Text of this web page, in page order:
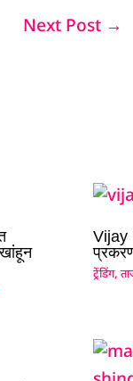
e
Next Post →
Vijay
ट्रेंडिंग,